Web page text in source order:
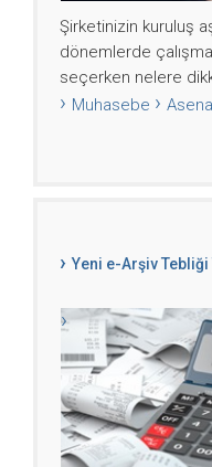
Şirketinizin kuruluş
dönemlerde
seçerken nelere
Muhasebe
Yeni e-Arşiv Tebliği